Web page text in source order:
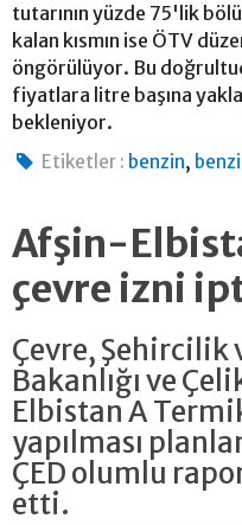
tutarının yüzde 75'lik
kalan kısmın ise ÖTV
öngörülüyor. Bu
fiyatlara litre başına
bekleniyor.
Etiketler : benzin,
Afşin-
çevre izni
Çevre,
Bakanlığı ve
Elbistan A
yapılması
ÇED olumlu
etti.